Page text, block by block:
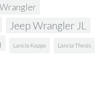
Jeep Wrangler JL
Lancia Kappa Lancia Thesis